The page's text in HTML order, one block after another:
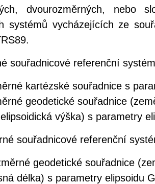
dvourozměrných, nebo
systémů vycházejících ze
souřadnicové referenční
kartézské souřadnice s
geodetické souřadnice
výška) s parametry
souřadnicové referenční
geodetické souřadnice
délka) s parametry elipsoidu